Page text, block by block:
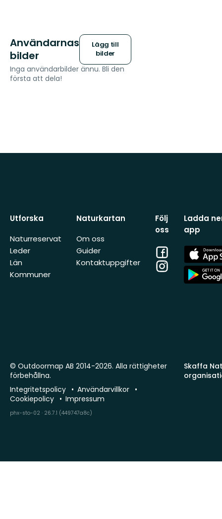
Användarnas
bilder
Lägg till
bilder
Inga användarbilder ännu. Bli den
första att dela!
Utforska
Naturreservat
Leder
Län
Kommuner
Naturkartan
Om oss
Guider
Kontaktuppgifter
Följ
oss
Facebook
Instagram
Ladda
app
App
Store
App
Store
Skaffa
© Outdoormap AB 2014-2026. Alla rättigheter
förbehållna.
Integritetspolicy
Användarvillkor
Cookiepolicy
Impressum
phx-sto-02 · 26.7.1 (449747a8c)